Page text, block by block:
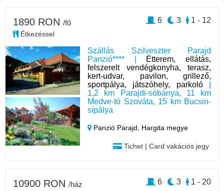
Szállás Szilveszter Parajd
Panzió**** | Étterem, ellátás,
felszerelt vendégkonyha, terasz,
kert-udvar, pavilon, grillező,
sportpálya, játszóhely, parkoló|
1,2 km Parajdi-sóbánya, 11 km
Medve-tó Szováta, 15 km Bucsin-
sípálya
Panzió Parajd, Hargita megye
Tichet | Card vakációs jegy
1890 RON /fő
Étkezéssel
1 - 12
3
6
10900 RON /ház 1 - 20
3
6